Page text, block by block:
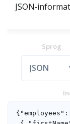
Sprog
JSON